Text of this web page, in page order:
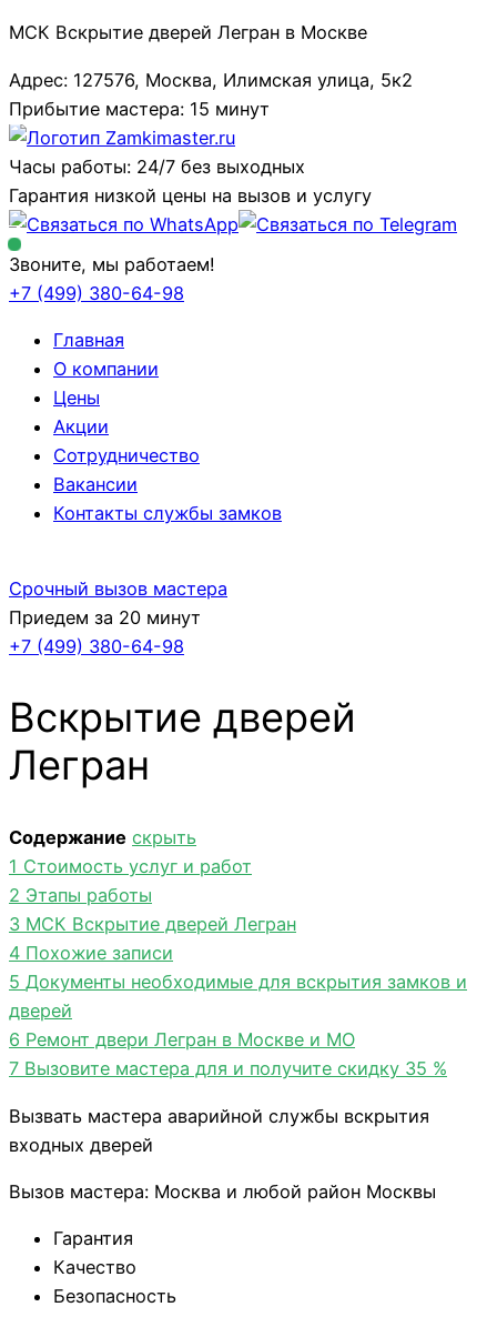
МСК Вскрытие дверей Легран в Москве
Адрес: 127576, Москва, Илимская улица, 5к2
Прибытие мастера: 15 минут
Часы работы: 24/7 без выходных
Гарантия низкой цены на вызов и услугу
Звоните, мы работаем!
+7 (499) 380-64-98
Главная
О компании
Цены
Акции
Сотрудничество
Вакансии
Контакты службы замков
Срочный вызов мастера
Приедем за 20 минут
+7 (499) 380-64-98
Вскрытие дверей
Легран
Содержание скрыть
1 Стоимость услуг и работ
2 Этапы работы
3 МСК Вскрытие дверей Легран
4 Похожие записи
5 Документы необходимые для вскрытия замков и
дверей
6 Ремонт двери Легран в Москве и МО
7 Вызовите мастера для и получите скидку 35 %
Вызвать мастера аварийной службы вскрытия
входных дверей
Вызов мастера: Москва и любой район Москвы
Гарантия
Качество
Безопасность